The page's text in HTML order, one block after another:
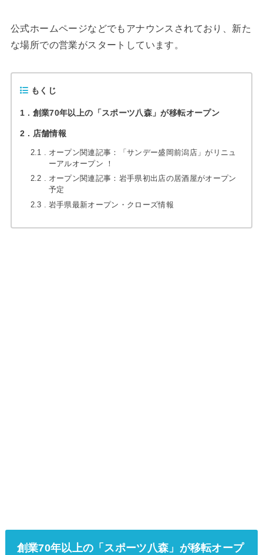
公式ホームページなどでもアナウンスされており、新た
な場所での営業がスタートしています。
もくじ
1 創業70年以上の「スポーツ八森」が移転オープン
2 店舗情報
2.1
オープン関連記事：「サンデー盛岡前潟店」がリニュ
ーアルオープン ！
2.2
オープン関連記事：岩手県初出店の居酒屋がオープン
予定
2.3
岩手県最新オープン・クローズ情報
創業70年以上の「スポーツ八森」が移転オープ